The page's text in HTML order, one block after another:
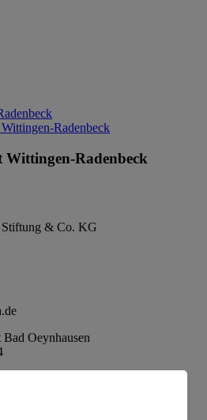
Radenbeck
Radenbeck
& Co. KG
Oeynhausen
gem. § 27a UStG: DE